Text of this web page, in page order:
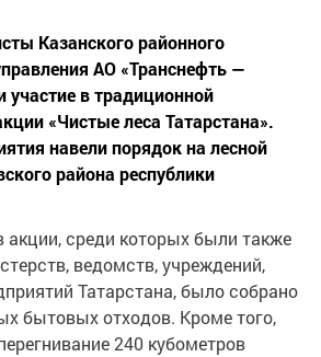
Казанского районного
АО «Транснефть —
участие в традиционной
«Чистые леса Татарстана».
навели порядок на лесной
района республики
акции, среди которых были также
ведомств, учреждений,
Татарстана, было собрано
бытовых отходов. Кроме того,
240 кубометров